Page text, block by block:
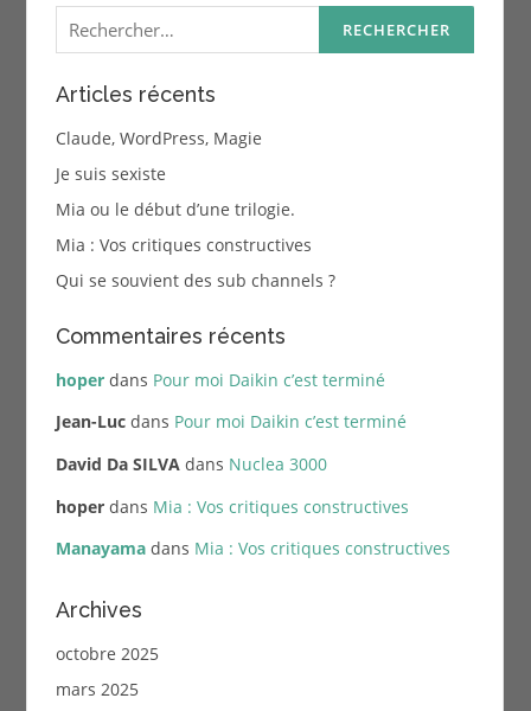
Rechercher :
Articles récents
Claude, WordPress, Magie
Je suis sexiste
Mia ou le début d’une trilogie.
Mia : Vos critiques constructives
Qui se souvient des sub channels ?
Commentaires récents
hoperdans Pour moi Daikin c’est terminé
Jean-Lucdans Pour moi Daikin c’est terminé
David Da SILVAdans Nuclea 3000
hoperdans Mia : Vos critiques constructives
Manayamadans Mia : Vos critiques constructives
Archives
octobre 2025
mars 2025